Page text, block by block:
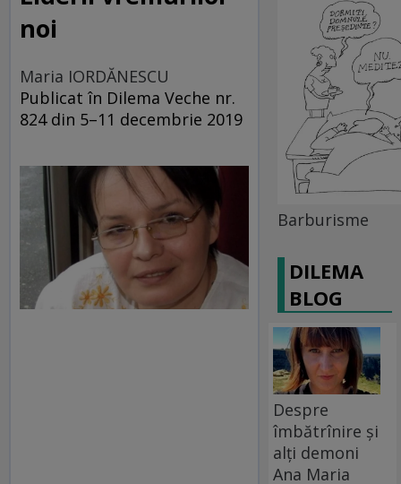
noi
Maria IORDĂNESCU
Publicat în Dilema Veche nr.
824 din 5–11 decembrie 2019
Barburisme
DILEMA
BLOG
Despre
îmbătrînire și
alți demoni
Ana Maria